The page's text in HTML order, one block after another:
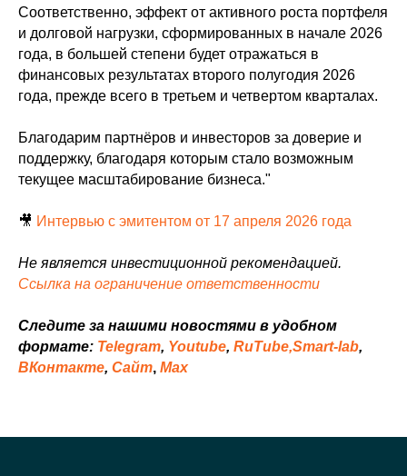
Соответственно, эффект от активного роста портфеля
и долговой нагрузки, сформированных в начале 2026
года, в большей степени будет отражаться в
финансовых результатах второго полугодия 2026
года, прежде всего в третьем и четвертом кварталах.
Благодарим партнёров и инвесторов за доверие и
поддержку, благодаря которым стало возможным
текущее масштабирование бизнеса."
🎥 Интервью с эмитентом от 17 апреля 2026 года
Не является инвестиционной рекомендацией.
Ссылка на ограничение ответственности
Следите за нашими новостями в удобном
формате: Telegram, Youtube, RuTube,Smart-lab,
ВКонтакте, Сайт, Мах